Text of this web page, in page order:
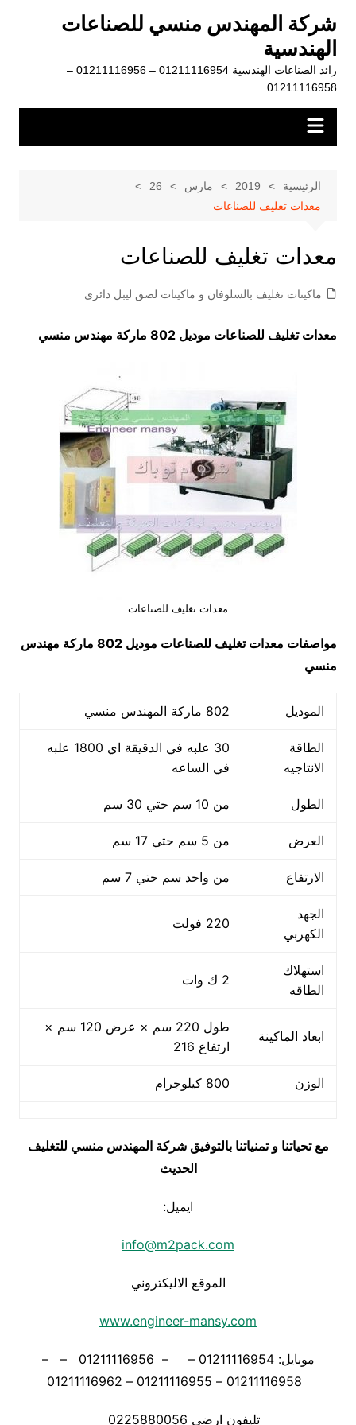
المحتوى
شركة المهندس منسي للصناعات
الهندسية
رائد الصناعات الهندسية 01211116954 – 01211116956 –
01211116958
الرئيسية 2019 مارس
26
معدات تغليف للصناعات
معدات تغليف للصناعات
ماكينات تغليف بالسلوفان و ماكينات لصق ليبل دائرى
معدات تغليف للصناعات موديل 802 ماركة مهندس منسي
معدات تغليف للصناعات
مواصفات معدات تغليف للصناعات
موديل 802 ماركة مهندس
منسي
الموديل 802 ماركة المهندس منسي
الطاقة
الانتاجيه
30 علبه في الدقيقة اي 1800 علبه
في الساعه
الطول من 10 سم حتي 30 سم
العرض من 5 سم حتي 17 سم
الارتفاع من واحد سم حتي 7 سم
الجهد
الكهربي
220 فولت
استهلاك
الطاقه
2 ك وات
ابعاد الماكينة
طول 220 سم × عرض 120 سم ×
ارتفاع 216
الوزن 800 كيلوجرام
مع تحياتنا و تمنياتنا بالتوفيق شركة المهندس منسي للتغليف
الحديث
ايميل:
info@m2pack.com
الموقع الاليكتروني
www.engineer-mansy.com
موبايل: 01211116954 – – 01211116956 – –
تليفون ارضي 0225880056